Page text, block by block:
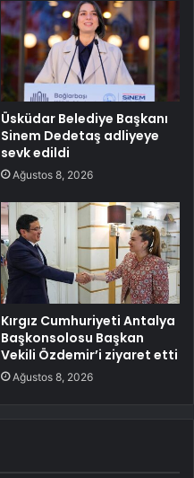
Üsküdar Belediye Başkanı
Sinem Dedetaş adliyeye
sevk edildi
Ağustos 8, 2026
Kırgız Cumhuriyeti Antalya
Başkonsolosu Başkan
Vekili Özdemir’i ziyaret etti
Ağustos 8, 2026